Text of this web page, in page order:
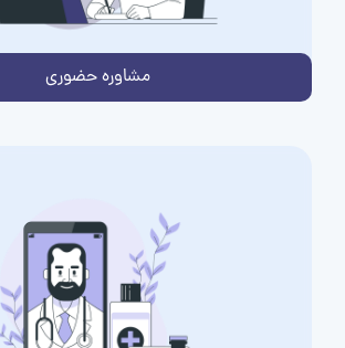
مشاوره حضوری